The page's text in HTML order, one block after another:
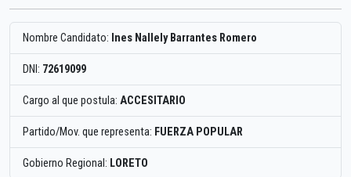
Nombre Candidato: Ines Nallely Barrantes Romero
DNI: 72619099
Cargo al que postula: ACCESITARIO
Partido/Mov. que representa: FUERZA POPULAR
Gobierno Regional: LORETO